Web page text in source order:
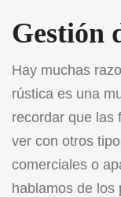
Gestión
Hay muchas
rústica es una
recordar que las
ver con otros
comerciales o
hablamos de los